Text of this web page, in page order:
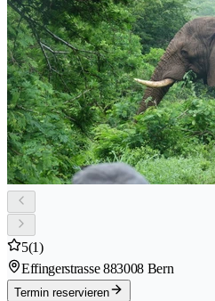
5(1)
Effingerstrasse 883008 Bern
Termin reservieren